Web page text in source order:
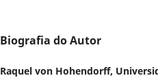
Biografia do Autor
Raquel von Hohendorff,